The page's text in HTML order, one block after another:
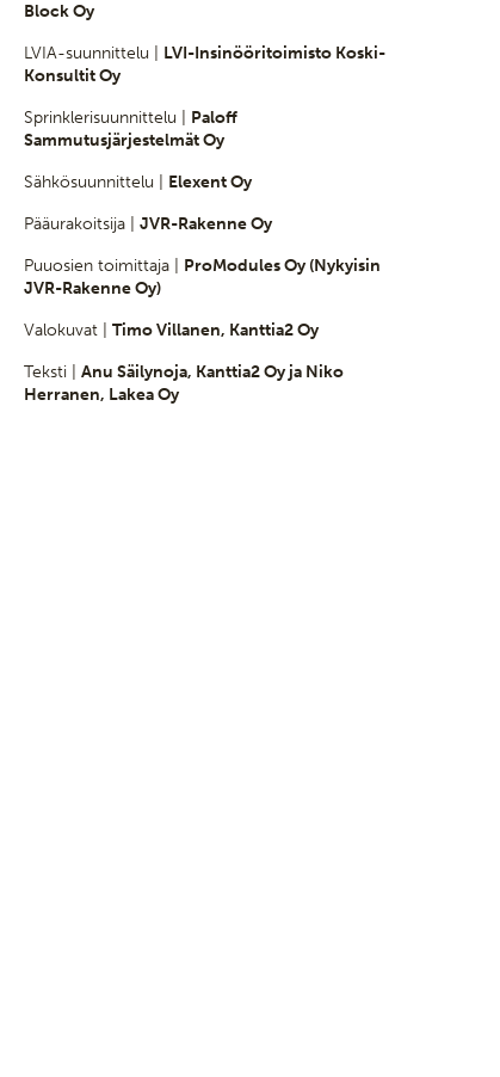
Block Oy
LVIA-suunnittelu | LVI-Insinööritoimisto Koski-
Konsultit Oy
Sprinklerisuunnittelu | Paloff
Sammutusjärjestelmät Oy
Sähkösuunnittelu | Elexent Oy
Pääurakoitsija | JVR-Rakenne Oy
Puuosien toimittaja | ProModules Oy (Nykyisin
JVR-Rakenne Oy)
Valokuvat | Timo Villanen, Kanttia2 Oy
Teksti | Anu Säilynoja, Kanttia2 Oy ja Niko
Herranen, Lakea Oy